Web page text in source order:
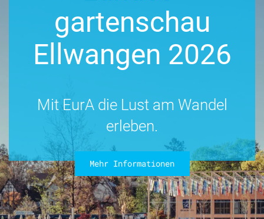
gartenschau
Ellwangen 2026
Mit EurA die Lust am Wandel
erleben.
Mehr Informationen